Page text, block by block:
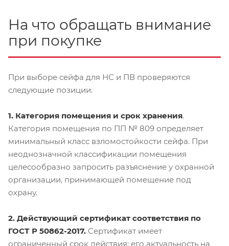
На что обращать внимание
при покупке
При выборе сейфа для НС и ПВ проверяются
следующие позиции.
1. Категория помещения и срок хранения.
Категория помещения по ПП № 809 определяет
минимальный класс взломостойкости сейфа. При
неоднозначной классификации помещения
целесообразно запросить разъяснение у охранной
организации, принимающей помещение под
охрану.
2. Действующий сертификат соответствия по
ГОСТ Р 50862-2017. Сертификат имеет
ограниченный срок действия; его актуальность на